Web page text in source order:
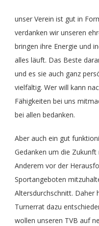
Fit im Alter
FitMix-Frauen
Handball
Kinderturnen
Training
Turnteam Staufen
Saisonheft
Liga Rückblick
Kooperation Ebersbacher
Aktuelles
Chronik
Sportabzeichen
Geschichte TVB
Vereinsämter
Geschäftsstelle
Unterstützer
Kontakt & Anfahrt
unser Verein ist gut in
verdanken wir unseren
bringen ihre Energie und
alles läuft. Das Beste
und es sie auch ganz
vielfältig. Wer will kann
Fähigkeiten bei uns
bei allen bedanken.
Aber auch ein gut
Gedanken um die
Anderem vor der
Sportangeboten
Altersdurchschnitt. Daher
Turnerrat dazu
wollen unseren TVB auf